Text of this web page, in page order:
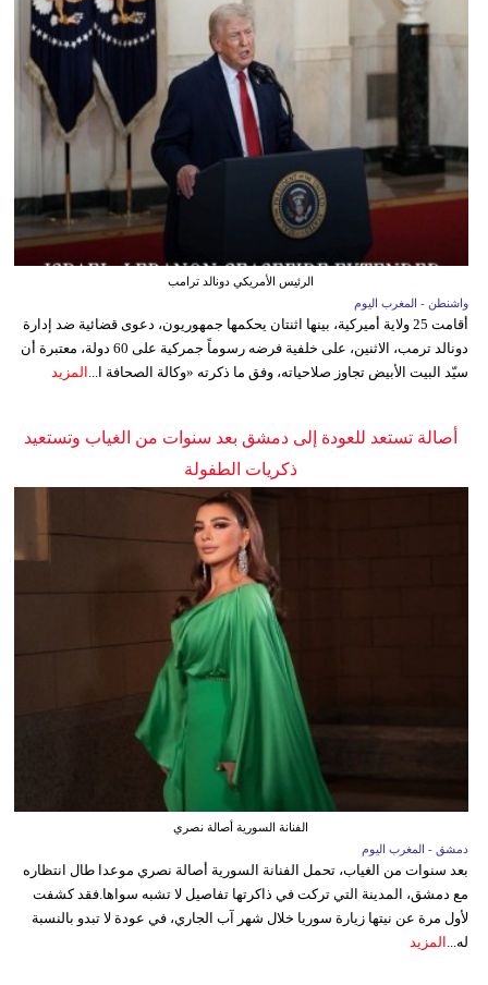
الرئيس الأمريكي دونالد ترامب
واشنطن - المغرب اليوم
أقامت 25 ولاية أميركية، بينها اثنتان يحكمها جمهوريون، دعوى قضائية ضد إدارة
دونالد ترمب، الاثنين، على خلفية فرضه رسوماً جمركية على 60 دولة، معتبرة أن
سيّد البيت الأبيض تجاوز صلاحياته، وفق ما ذكرته «وكالة الصحافة ا... المزيد
أصالة تستعد للعودة إلى دمشق بعد سنوات من الغياب وتستعيد
ذكريات الطفولة
الفنانة السورية أصالة نصري
دمشق - المغرب اليوم
بعد سنوات من الغياب، تحمل الفنانة السورية أصالة نصري موعدا طال انتظاره
مع دمشق، المدينة التي تركت في ذاكرتها تفاصيل لا تشبه سواها.فقد كشفت
لأول مرة عن نيتها زيارة سوريا خلال شهر آب الجاري، في عودة لا تبدو بالنسبة
له...
المزيد